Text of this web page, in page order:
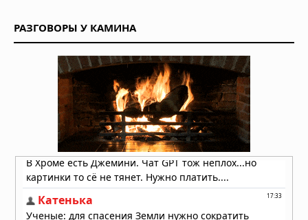
есть особые клетки
06.08.2026 в 08:11
Неандертальцы исчезли из-за
слабых социальных связей,
выяснили учёные
06.08.2026 в 08:08
РАЗГОВОРЫ У КАМИНА